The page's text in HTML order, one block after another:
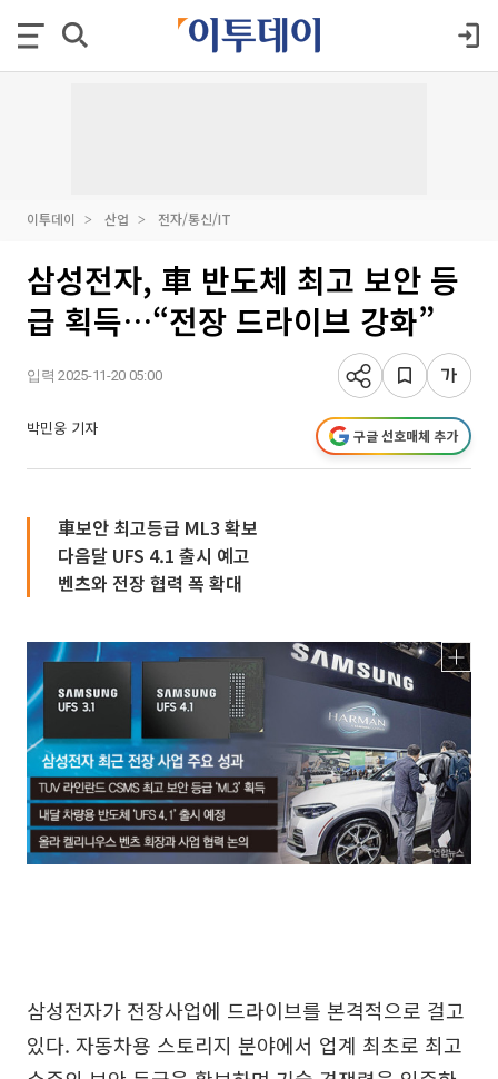
이투데이 산업 전자/통신/IT
삼성전자, 車 반도체 최고 보안 등
급 획득…“전장 드라이브 강화”
입력 2025-11-20 05:00
박민웅 기자 구글 선호매체 추가
車보안 최고등급 ML3 확보
다음달 UFS 4.1 출시 예고
벤츠와 전장 협력 폭 확대
삼성전자가 전장사업에 드라이브를 본격적으로 걸고
있다. 자동차용 스토리지 분야에서 업계 최초로 최고